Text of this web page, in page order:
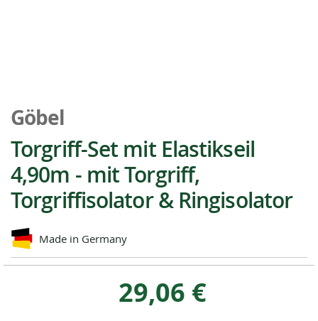
Anfang
der
Bildgalerie
springen
Göbel
Torgriff-Set mit Elastikseil
4,90m - mit Torgriff,
Torgriffisolator & Ringisolator
Made in Germany
29,06 €